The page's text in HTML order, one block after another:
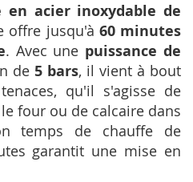
en acier inoxydable de
offre jusqu'à 60 minutes
. Avec une puissance de
de 5 bars, il vient à bout
qu'il s'agisse de
four ou de calcaire dans
temps de chauffe de
garantit une mise en